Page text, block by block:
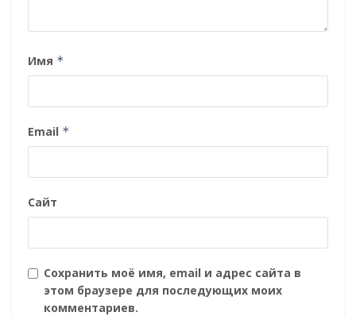
Имя *
Email *
Сайт
Сохранить моё имя, email и адрес сайта в
этом браузере для последующих моих
комментариев.